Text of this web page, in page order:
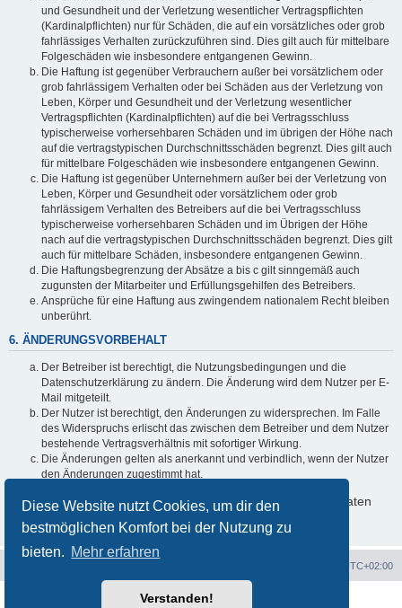
Diese Website nutzt Cookies, um dir den
bestmöglichen Komfort bei der Nutzung zu
bieten. Mehr erfahren
Verstanden!
und Gesundheit und der Verletzung wesentlicher Vertragspflichten
(Kardinalpflichten) nur für Schäden, die auf ein vorsätzliches oder grob
fahrlässiges Verhalten zurückzuführen sind. Dies gilt auch für mittelbare
Folgeschäden wie insbesondere entgangenen Gewinn.
Die Haftung ist gegenüber Verbrauchern außer bei vorsätzlichem oder
grob fahrlässigem Verhalten oder bei Schäden aus der Verletzung von
Leben, Körper und Gesundheit und der Verletzung wesentlicher
Vertragspflichten (Kardinalpflichten) auf die bei Vertragsschluss
typischerweise vorhersehbaren Schäden und im übrigen der Höhe nach
auf die vertragstypischen Durchschnittsschäden begrenzt. Dies gilt auch
für mittelbare Folgeschäden wie insbesondere entgangenen Gewinn.
Die Haftung ist gegenüber Unternehmern außer bei der Verletzung von
Leben, Körper und Gesundheit oder vorsätzlichem oder grob
fahrlässigem Verhalten des Betreibers auf die bei Vertragsschluss
typischerweise vorhersehbaren Schäden und im Übrigen der Höhe
nach auf die vertragstypischen Durchschnittsschäden begrenzt. Dies gilt
auch für mittelbare Schäden, insbesondere entgangenen Gewinn.
Die Haftungsbegrenzung der Absätze a bis c gilt sinngemäß auch
zugunsten der Mitarbeiter und Erfüllungsgehilfen des Betreibers.
Ansprüche für eine Haftung aus zwingendem nationalem Recht bleiben
unberührt.
6. ÄNDERUNGSVORBEHALT
Der Betreiber ist berechtigt, die Nutzungsbedingungen und die
Datenschutzerklärung zu ändern. Die Änderung wird dem Nutzer per E-
Mail mitgeteilt.
Der Nutzer ist berechtigt, den Änderungen zu widersprechen. Im Falle
des Widerspruchs erlischt das zwischen dem Betreiber und dem Nutzer
bestehende Vertragsverhältnis mit sofortiger Wirkung.
Die Änderungen gelten als anerkannt und verbindlich, wenn der Nutzer
den Änderungen zugestimmt hat.
Informationen über den Umgang mit deinen persönlichen Daten
sind in der Datenschutzerklärung enthalten.
UTC+02:00
phpBB® Forum Software © phpBB Limited